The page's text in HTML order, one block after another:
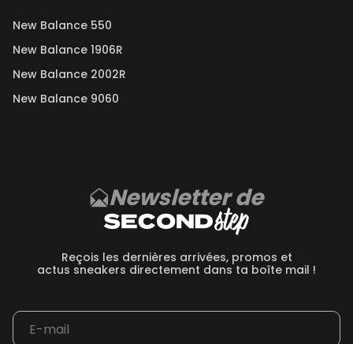
New Balance 550
New Balance 1906R
New Balance 2002R
New Balance 9060
Newsletter de
Reçois les dernières arrivées, promos et
actus sneakers directement dans ta boîte mail !